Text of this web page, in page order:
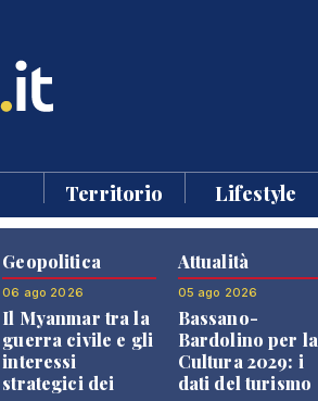
Territorio Lifestyle
Geopolitica
06 ago 2026
Il Myanmar tra la
guerra civile e gli
interessi
strategici dei
Attualità
05 ago 2026
Bassano-
Bardolino per la
Cultura 2029: i
dati del turismo